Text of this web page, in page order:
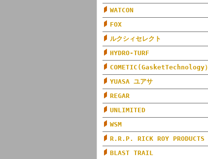
WATCON
FOX
ルクシィセレクト
HYDRO-TURF
COMETIC(GasketTechnology）
YUASA ユアサ
REGAR
UNLIMITED
WSM
R.R.P. RICK ROY PRODUCTS
BLAST TRAIL